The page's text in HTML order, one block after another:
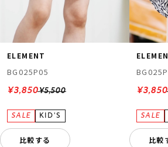
ELEMENT
BG025P05
¥5,500
¥3,850
比較する
¥3,850
比較